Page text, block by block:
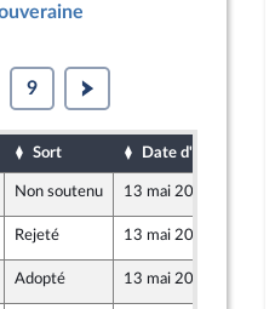
9
Sort Date d'examen
Non soutenu 13 mai 2026
Rejeté 13 mai 2026
Adopté 13 mai 2026